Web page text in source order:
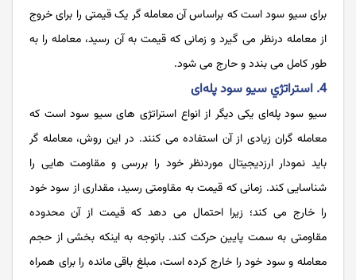
برای سیو سود است که براساس آن معامله گر یک قیمتی را برای خروج
از معامله درنظر می گیرد و زمانی که قیمت به آن رسید، معامله را به
طور کامل می بندد و حارج می شود.
4. استراتژي سیو سود پله‌ای
سیو سود پله‌ای یکی دیگر از انواع استراتژی های سیو سود است که
معامله گران زیادی از آن استفاده می کنند. در این روش، معامله گر
باید نمودار ارزدیجیتال موردنظر خود را بررسی و مقاومت هایی را
شناسایی کند. زمانی که قیمت به مقاومتی رسید، مقداری از سود خود
را خارج می کند؛ زیرا احتمال می دهد که قیمت از آن محدوده
مقاومتی به سمت پایین حرکت کند. باتوجه به اینکه بخشی از حجم
معامله و سود خود را خارج کرده است، مبلغ باقی مانده را برای همراه